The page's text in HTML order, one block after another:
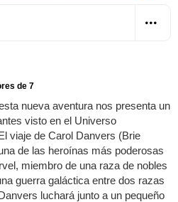
de 7
nueva aventura nos presenta un
visto en el Universo
viaje de Carol Danvers (Brie
de las heroínas más poderosas
miembro de una raza de nobles
guerra galáctica entre dos razas
luchará junto a un pequeño